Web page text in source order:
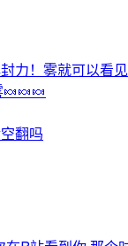
力！雾就可以看
翻吗